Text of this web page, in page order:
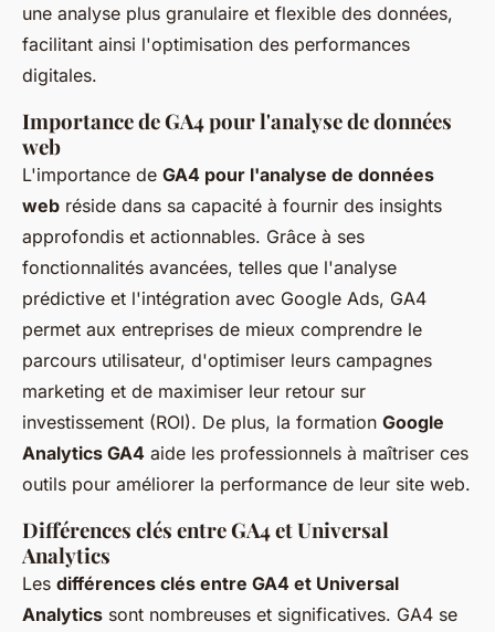
une analyse plus granulaire et flexible des données,
facilitant ainsi l'optimisation des performances
digitales.
Importance de GA4 pour l'analyse de données
web
L'importance de GA4 pour l'analyse de données
web réside dans sa capacité à fournir des insights
approfondis et actionnables. Grâce à ses
fonctionnalités avancées, telles que l'analyse
prédictive et l'intégration avec Google Ads, GA4
permet aux entreprises de mieux comprendre le
parcours utilisateur, d'optimiser leurs campagnes
marketing et de maximiser leur retour sur
investissement (ROI). De plus, la formation Google
Analytics GA4 aide les professionnels à maîtriser ces
outils pour améliorer la performance de leur site web.
Différences clés entre GA4 et Universal
Analytics
Les différences clés entre GA4 et Universal
Analytics sont nombreuses et significatives. GA4 se